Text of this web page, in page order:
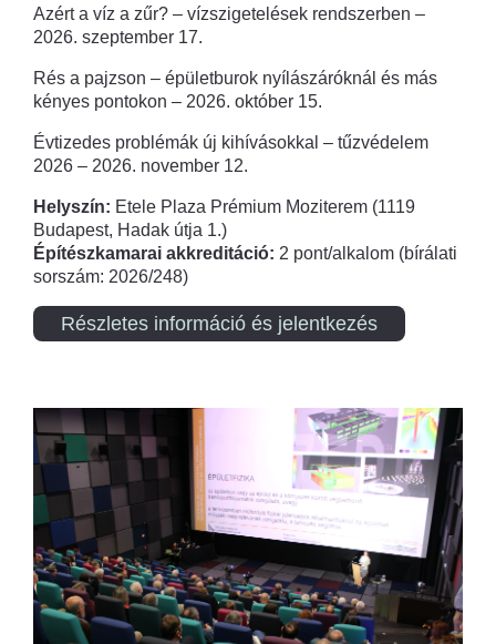
Azért a víz a zűr? – vízszigetelések rendszerben –
2026. szeptember 17.
Rés a pajzson – épületburok nyílászáróknál és más
kényes pontokon – 2026. október 15.
Évtizedes problémák új kihívásokkal – tűzvédelem
2026 – 2026. november 12.
Helyszín: Etele Plaza Prémium Moziterem (1119
Budapest, Hadak útja 1.)
Építészkamarai akkreditáció: 2 pont/alkalom (bírálati
sorszám: 2026/248)
Részletes információ és jelentkezés